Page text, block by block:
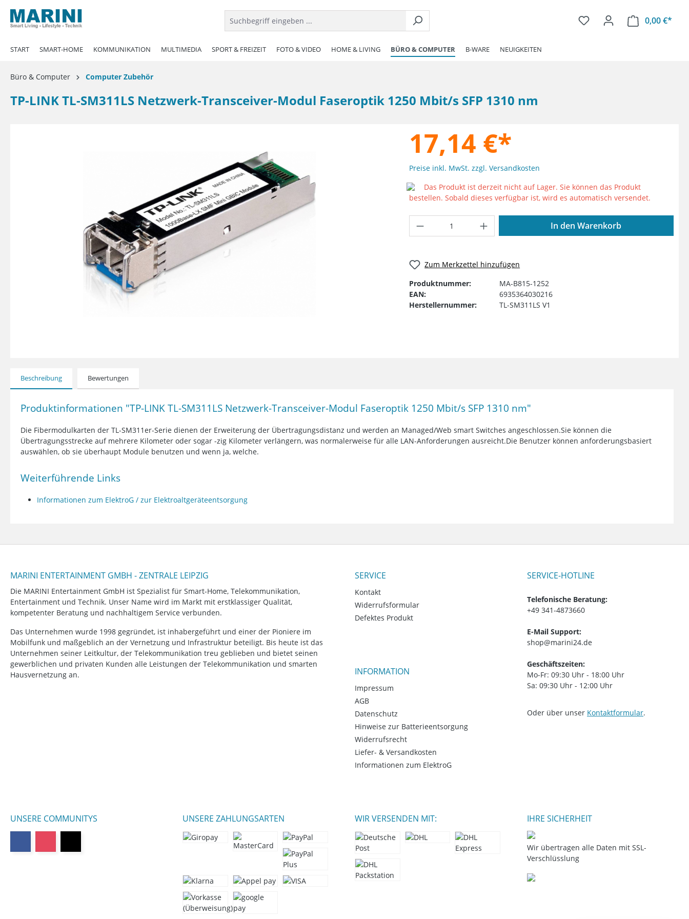
Zur Hauptnavigation springen
0,00 €*
START SMART-HOME KOMMUNIKATION MULTIMEDIA SPORT & FREIZEIT FOTO & VIDEO HOME & LIVING BÜRO & COMPUTER B-WARE NEUIGKEITEN
Büro & Computer Computer Zubehör
TP-LINK TL-SM311LS Netzwerk-Transceiver-Modul Faseroptik 1250 Mbit/s SFP 1310 nm
17,14 €*
Preise inkl. MwSt. zzgl. Versandkosten
Das Produkt ist derzeit nicht auf Lager. Sie können das Produkt
bestellen. Sobald dieses verfügbar ist, wird es automatisch versendet.
Produkt Anzahl: Gib den gewünschten Wert
In den Warenkorb
Zum Merkzettel hinzufügen
Produktnummer:
MA-B815-1252
EAN:
6935364030216
Herstellernummer:
TL-SM311LS V1
Beschreibung Bewertungen
Produktinformationen "TP-LINK TL-SM311LS Netzwerk-Transceiver-Modul Faseroptik 1250 Mbit/s SFP 1310 nm"
Die Fibermodulkarten der TL-SM311er-Serie dienen der Erweiterung der Übertragungsdistanz und werden an Managed/Web smart Switches angeschlossen.Sie können die
Übertragungsstrecke auf mehrere Kilometer oder sogar -zig Kilometer verlängern, was normalerweise für alle LAN-Anforderungen ausreicht.Die Benutzer können anforderungsbasiert
auswählen, ob sie überhaupt Module benutzen und wenn ja, welche.
Weiterführende Links
Informationen zum ElektroG / zur Elektroaltgeräteentsorgung
MARINI ENTERTAINMENT GMBH - ZENTRALE LEIPZIG
Die MARINI Entertainment GmbH ist Spezialist für Smart-Home, Telekommunikation,
Entertainment und Technik. Unser Name wird im Markt mit erstklassiger Qualität,
kompetenter Beratung und nachhaltigem Service verbunden.
Das Unternehmen wurde 1998 gegründet, ist inhabergeführt und einer der Pioniere im
Mobilfunk und maßgeblich an der Vernetzung und Infrastruktur beteiligt. Bis heute ist das
Unternehmen seiner Leitkultur, der Telekommunikation treu geblieben und bietet seinen
gewerblichen und privaten Kunden alle Leistungen der Telekommunikation und smarten
Hausvernetzung an.
SERVICE
Kontakt
Widerrufsformular
Defektes Produkt
INFORMATION
Impressum
AGB
Datenschutz
Hinweise zur Batterieentsorgung
Widerrufsrecht
Liefer- & Versandkosten
Informationen zum ElektroG
SERVICE-HOTLINE
Telefonische Beratung:
+49 341-4873660
E-Mail Support:
shop@marini24.de
Geschäftszeiten:
Mo-Fr: 09:30 Uhr - 18:00 Uhr
Sa: 09:30 Uhr - 12:00 Uhr
Oder über unser Kontaktformular.
UNSERE COMMUNITYS UNSERE ZAHLUNGSARTEN WIR VERSENDEN MIT: IHRE SICHERHEIT
Wir übertragen alle Daten mit SSL-
Verschlüsslung